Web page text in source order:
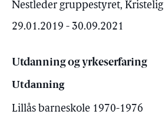
Nestleder gruppestyret,
29.01.2019 - 30.09.2021
Utdanning og yrkeserfaring
Utdanning
Lillås barneskole 1970-1976